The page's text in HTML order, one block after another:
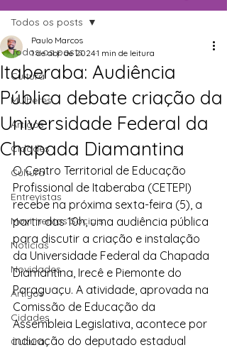
Todos os posts
Cultura
Mulheres
Artigos
Cidades
Cultura
Entrevistas
Movimentos Sociais
Notícias
Novidades
Artigos
Cidades
Cultura
Todos os posts
Itaberaba: Audiência
Pública debate criação da
Universidade Federal da
Chapada Diamantina
Paulo Marcos
1 de abr. de 20241 min de leitura
O Centro Territorial de Educação
Profissional de Itaberaba (CETEPI)
recebe na próxima sexta-feira (5), a
partir das 10h, uma audiência pública
para discutir a criação e instalação
da Universidade Federal da Chapada
Diamantina, Irecê e Piemonte do
Paraguaçu. A atividade, aprovada na
Comissão de Educação da
Assembleia Legislativa, acontece por
indicação do deputado estadual